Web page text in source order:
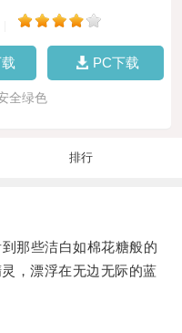
PC下载
全绿色
排行
那些洁白如棉花糖般的
，漂浮在无边无际的蓝